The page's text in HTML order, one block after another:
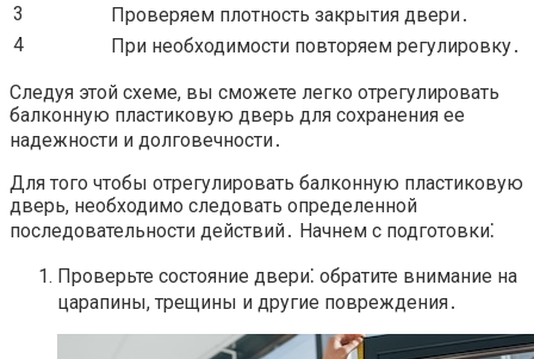
3
Проверяем плотность закрытия двери․
4
При необходимости повторяем регулировку․
Следуя этой схеме, вы сможете легко отрегулировать
балконную пластиковую дверь для сохранения ее
надежности и долговечности․
Для того чтобы отрегулировать балконную пластиковую
дверь, необходимо следовать определенной
последовательности действий․ Начнем с подготовки⁚
Проверьте состояние двери⁚ обратите внимание на
царапины, трещины и другие повреждения․